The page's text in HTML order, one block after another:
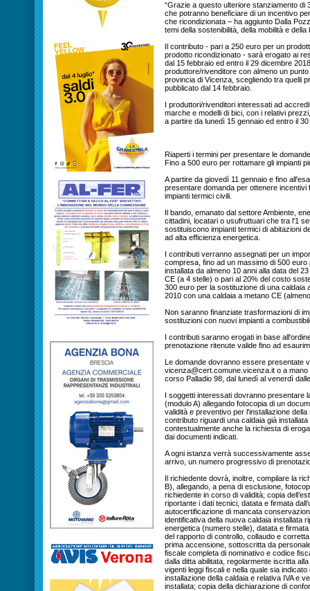
“Grazie a questo ulteriore stanziamento di
che potranno beneficiare di un incentivo
che ricondizionata – ha aggiunto Dalla
temi della sostenibilità, della mobilità e
Il contributo - pari a 250 euro per un
prodotto ricondizionato - sarà erogato ai
dal 15 febbraio ed entro il 29 dicembre
produttore/rivenditore con almeno un
provincia di Vicenza, scegliendo tra quelli
pubblicato dal 14 febbraio.
I produttori/rivenditori interessati ad
marche e modelli di bici, con i relativi
a partire da lunedì 15 gennaio ed entro il
Riaperti i termini per presentare le
Fino a 500 euro per rottamare gli impianti
A partire da giovedì 11 gennaio e fino
presentare domanda per ottenere incentivi
impianti termici civili.
Il bando, emanato dal settore Ambiente,
cittadini, locatari o usufruttuari che tra l'1
sostituiscono impianti termici di abitazioni
ad alta efficienza energetica.
I contributi verranno assegnati per un
compresa, fino ad un massimo di 500
installata da almeno 10 anni alla data del
CE (a 4 stelle) o pari al 20% del costo
300 euro per la sostituzione di una caldaia
2010 con una caldaia a metano CE
Non saranno finanziate trasformazioni di
sostituzioni con nuovi impianti a
I contributi saranno erogati in base
prenotazione ritenute valide fino ad
Le domande dovranno essere presentate
vicenza@cert.comune.vicenza.it o a mano
corso Palladio 98, dal lunedì al venerdì
I soggetti interessati dovranno presentare
(modulo A) allegando fotocopia di un
validità e preventivo per l'installazione
contributo riguardi una caldaia già
contestualmente anche la richiesta di
dai documenti indicati.
A ogni istanza verrà successivamente
arrivo, un numero progressivo di
Il richiedente dovrà, inoltre, compilare la
B), allegando, a pena di esclusione,
richiedente in corso di validità; copia
riportante i dati tecnici, datata e firmata
autocertificazione di mancata
identificativa della nuova caldaia installata
energetica (numero stelle), datata e
del rapporto di controllo, collaudo e
prima accensione, sottoscritta da
fiscale completa di nominativo e codice
dalla ditta abilitata, regolarmente iscritta
vigenti leggi fiscali e nella quale sia
installazione della caldaia e relativa IVA e
installata; copia della dichiarazione di